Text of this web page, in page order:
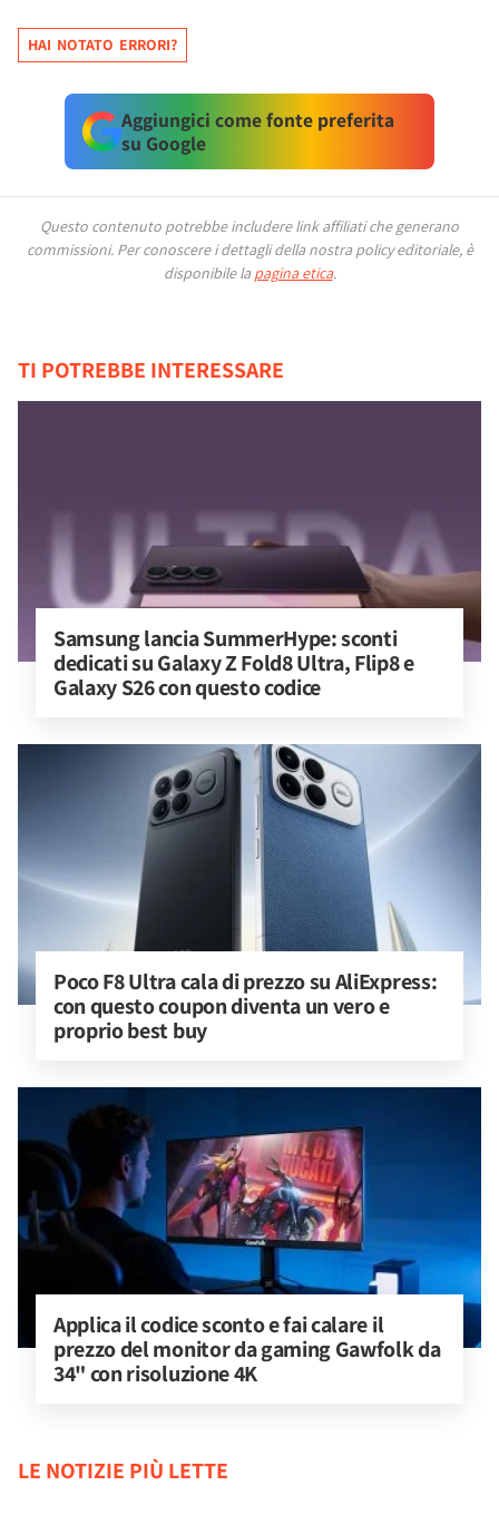
HAI NOTATO ERRORI?
Aggiungici come fonte preferita
su Google
Questo contenuto potrebbe includere link affiliati che generano
commissioni. Per conoscere i dettagli della nostra policy editoriale, è
disponibile la pagina etica.
TI POTREBBE INTERESSARE
Samsung lancia SummerHype: sconti
dedicati su Galaxy Z Fold8 Ultra, Flip8 e
Galaxy S26 con questo codice
Poco F8 Ultra cala di prezzo su AliExpress:
con questo coupon diventa un vero e
proprio best buy
Applica il codice sconto e fai calare il
prezzo del monitor da gaming Gawfolk da
34" con risoluzione 4K
LE NOTIZIE PIÙ LETTE